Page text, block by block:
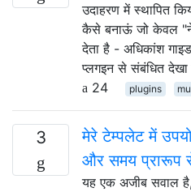
उदाहरण में स्थापित
कैसे बनाऊं जो केवल
देता है - अधिकांश
प्लगइन से संबंधित
24
plugins
3
मेरे टेम्पलेट में
और समय प्रारूप
यह एक अजीब सवाल